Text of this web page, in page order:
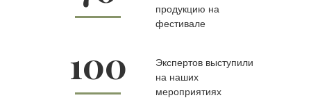
продукцию на
фестивале
Экспертов выступили
на наших
мероприятиях
100